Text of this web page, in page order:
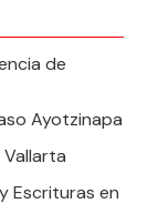
de
Ayotzinapa
Escrituras en